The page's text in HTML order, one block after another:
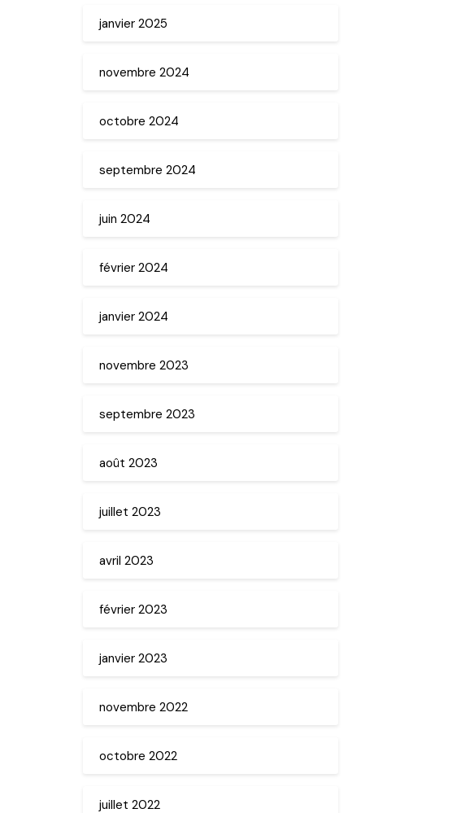
janvier 2025
novembre 2024
octobre 2024
septembre 2024
juin 2024
février 2024
janvier 2024
novembre 2023
septembre 2023
août 2023
juillet 2023
avril 2023
février 2023
janvier 2023
novembre 2022
octobre 2022
juillet 2022